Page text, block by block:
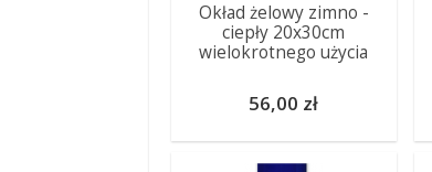
Okład żelowy zimno -
ciepły 20x30cm
wielokrotnego użycia
56,00 zł